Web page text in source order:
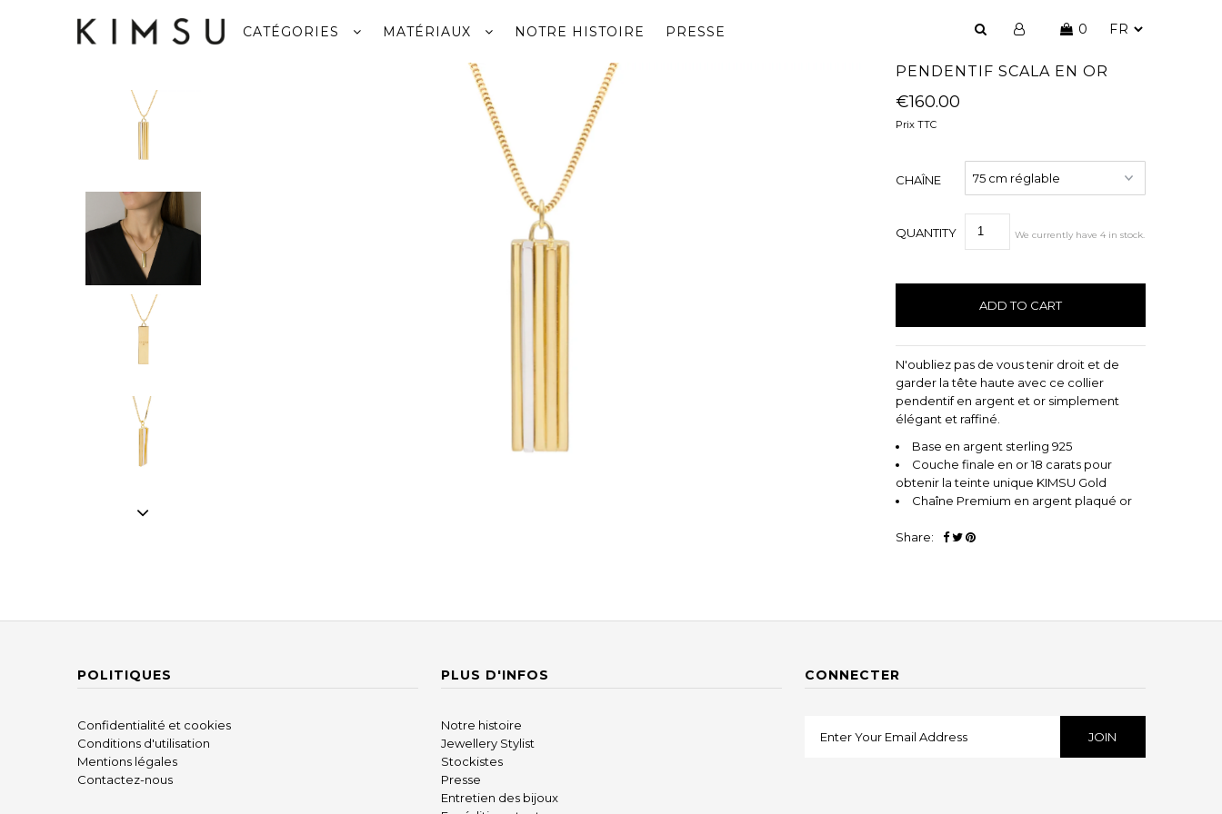
CATÉGORIES MATÉRIAUX NOTRE HISTOIRE PRESSE 0
PENDENTIF SCALA EN OR
€160.00
Prix TTC
CHAÎNE
QUANTITY We currently have 4 in stock.
N'oubliez pas de vous tenir droit et de
garder la tête haute avec ce collier
pendentif en argent et or simplement
élégant et raffiné.
Base en argent sterling 925
Couche finale en or 18 carats pour
obtenir la teinte unique KIMSU Gold
Chaîne Premium en argent plaqué or
Share:
POLITIQUES
Confidentialité et cookies
Conditions d'utilisation
Mentions légales
Contactez-nous
PLUS D'INFOS
Notre histoire
Jewellery Stylist
Stockistes
Presse
Entretien des bijoux
CONNECTER